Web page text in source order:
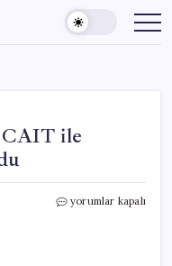
CAIT ile
Togg,
yorumlar kapalı